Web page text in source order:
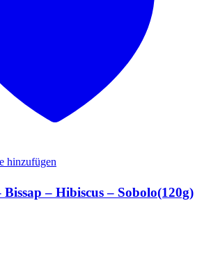
hinzufügen
– Hibiscus – Sobolo(120g)